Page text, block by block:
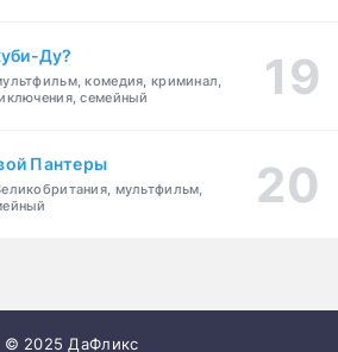
Ду?
комедия, криминал,
семейный
Пантеры
мультфильм,
© 2025 ДаФликс